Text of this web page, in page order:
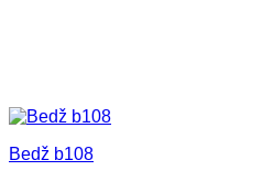
Bedž b108